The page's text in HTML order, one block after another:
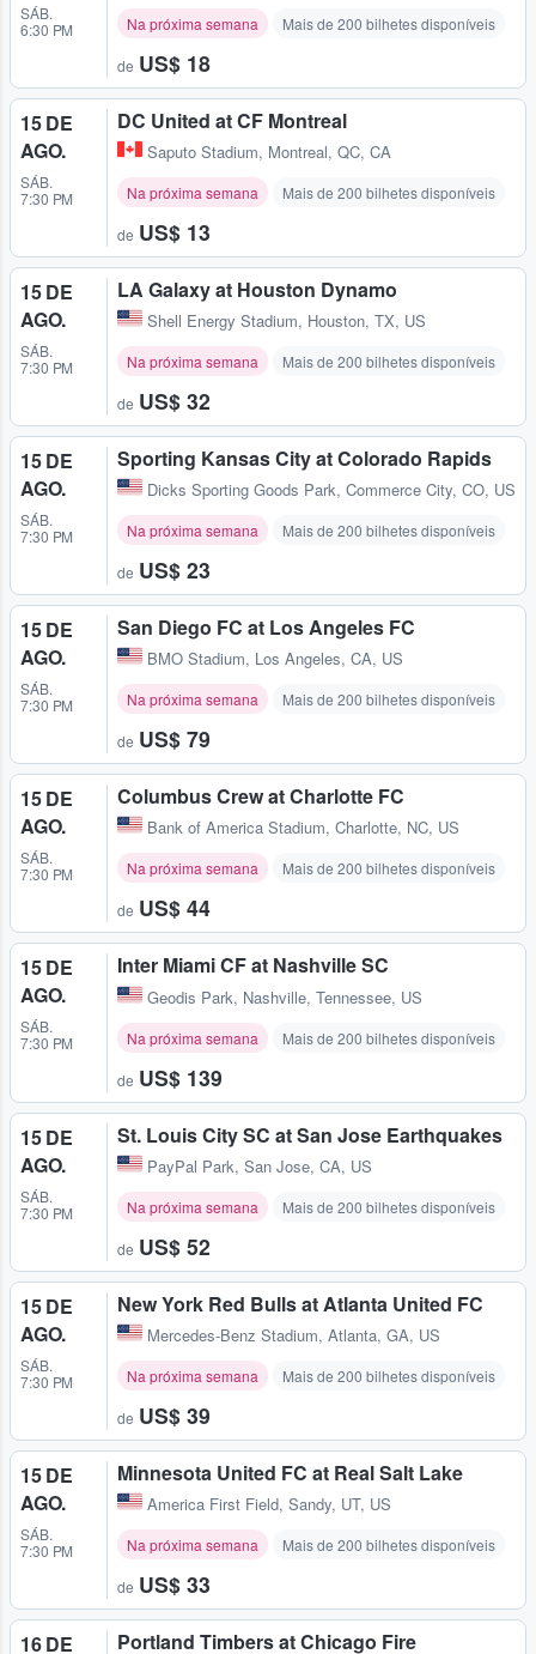
SÁB.
6:30 PM
Na próxima semana Mais de 200 bilhetes disponíveis
de US$ 18
15 DE
AGO.
SÁB.
7:30 PM
DC United at CF Montreal
Saputo Stadium, Montreal, QC, CA
Na próxima semana Mais de 200 bilhetes disponíveis
de US$ 13
15 DE
AGO.
SÁB.
7:30 PM
LA Galaxy at Houston Dynamo
Shell Energy Stadium, Houston, TX, US
Na próxima semana Mais de 200 bilhetes disponíveis
de US$ 32
15 DE
AGO.
SÁB.
7:30 PM
Sporting Kansas City at Colorado Rapids
Dicks Sporting Goods Park, Commerce City, CO, US
Na próxima semana Mais de 200 bilhetes disponíveis
de US$ 23
15 DE
AGO.
SÁB.
7:30 PM
San Diego FC at Los Angeles FC
BMO Stadium, Los Angeles, CA, US
Na próxima semana Mais de 200 bilhetes disponíveis
de US$ 79
15 DE
AGO.
SÁB.
7:30 PM
Columbus Crew at Charlotte FC
Bank of America Stadium, Charlotte, NC, US
Na próxima semana Mais de 200 bilhetes disponíveis
de US$ 44
15 DE
AGO.
SÁB.
7:30 PM
Inter Miami CF at Nashville SC
Geodis Park, Nashville, Tennessee, US
Na próxima semana Mais de 200 bilhetes disponíveis
de US$ 139
15 DE
AGO.
SÁB.
7:30 PM
St. Louis City SC at San Jose Earthquakes
PayPal Park, San Jose, CA, US
Na próxima semana Mais de 200 bilhetes disponíveis
de US$ 52
15 DE
AGO.
SÁB.
7:30 PM
New York Red Bulls at Atlanta United FC
Mercedes-Benz Stadium, Atlanta, GA, US
Na próxima semana Mais de 200 bilhetes disponíveis
de US$ 39
15 DE
AGO.
SÁB.
7:30 PM
Minnesota United FC at Real Salt Lake
America First Field, Sandy, UT, US
Na próxima semana Mais de 200 bilhetes disponíveis
de US$ 33
16 DE Portland Timbers at Chicago Fire